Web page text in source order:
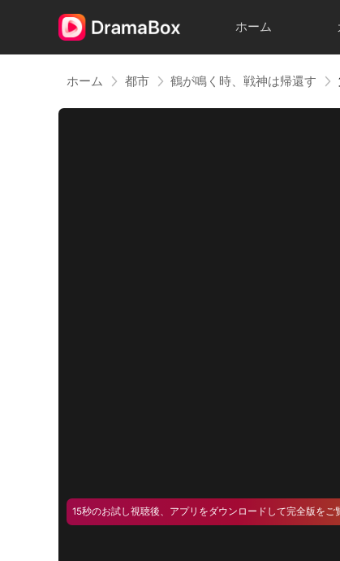
ホーム
ホーム 都市 鶴が鳴く時、戦神は帰還す
15秒のお試し視聴後、アプリをダウンロードして完全版をご